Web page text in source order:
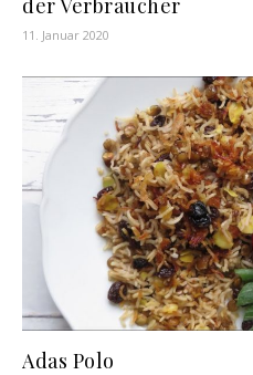
der Verbraucher
11. Januar 2020
Adas Polo